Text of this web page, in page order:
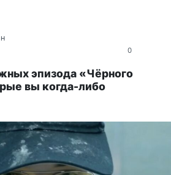
0
эпизода «Чёрного
вы когда-либо